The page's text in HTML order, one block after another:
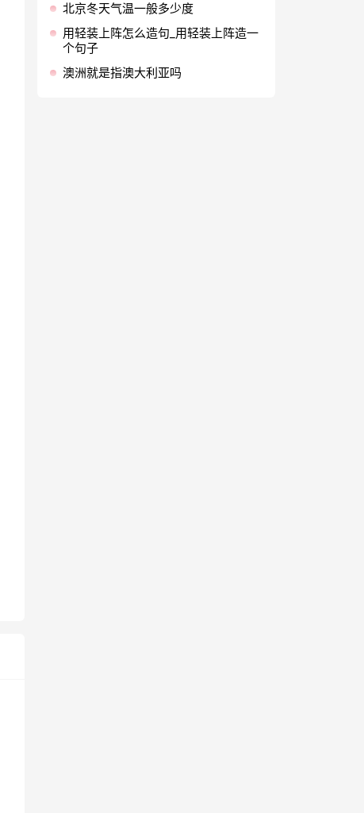
北京冬天气温一般多少度
用轻装上阵怎么造句_用轻装上阵造一
个句子
澳洲就是指澳大利亚吗